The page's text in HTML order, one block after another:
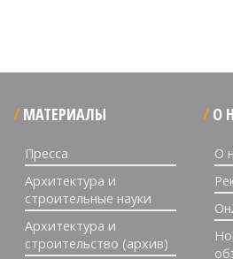
МАТЕРИАЛЫ
Пресса
Архитектура и
строительные науки
Архитектура и
строительство (архив)
О
О